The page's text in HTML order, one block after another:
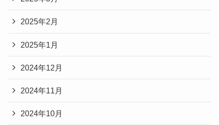
2025年2月
2025年1月
2024年12月
2024年11月
2024年10月